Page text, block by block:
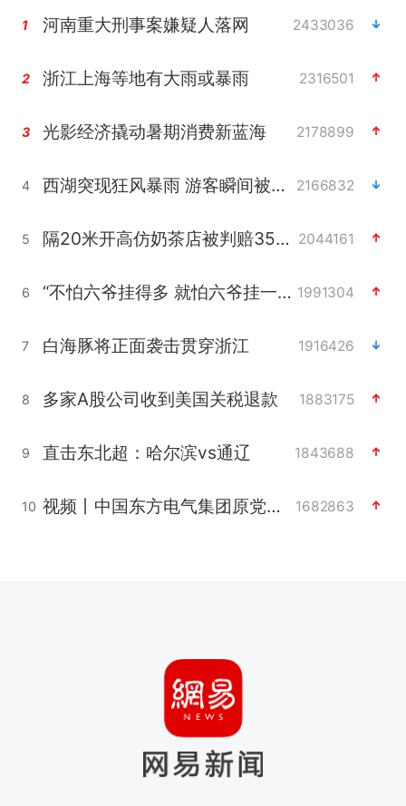
1 河南重大刑事案嫌疑人落网 2433036
2 浙江上海等地有大雨或暴雨 2316501
3 光影经济撬动暑期消费新蓝海 2178899
4 西湖突现狂风暴雨 游客瞬间被浇透 2166832
5 隔20米开高仿奶茶店被判赔35万元 2044161
6 “不怕六爷挂得多 就怕六爷挂一颗” 1991304
7 白海豚将正面袭击贯穿浙江 1916426
8 多家A股公司收到美国关税退款 1883175
9 直击东北超：哈尔滨vs通辽 1843688
10 视频丨中国东方电气集团原党组副书记、董事宋致远被查 1682863